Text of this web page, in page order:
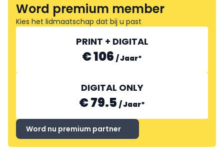
Word premium member
Kies het lidmaatschap dat bij u past
PRINT + DIGITAL
€ 106 /Jaar*
DIGITAL ONLY
€ 79.5 /Jaar*
Word nu premium partner